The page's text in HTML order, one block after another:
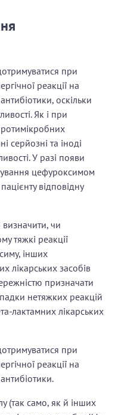
при
реакції на
оскільки
Як і при
серйозні та іноді
У разі появи
цефуроксимом
відповідну
чи
тяжкі реакції
інших
лікарських засобів
призначати
нетяжких реакцій
лактамних лікарських
при
реакції на
(так само, як й інших